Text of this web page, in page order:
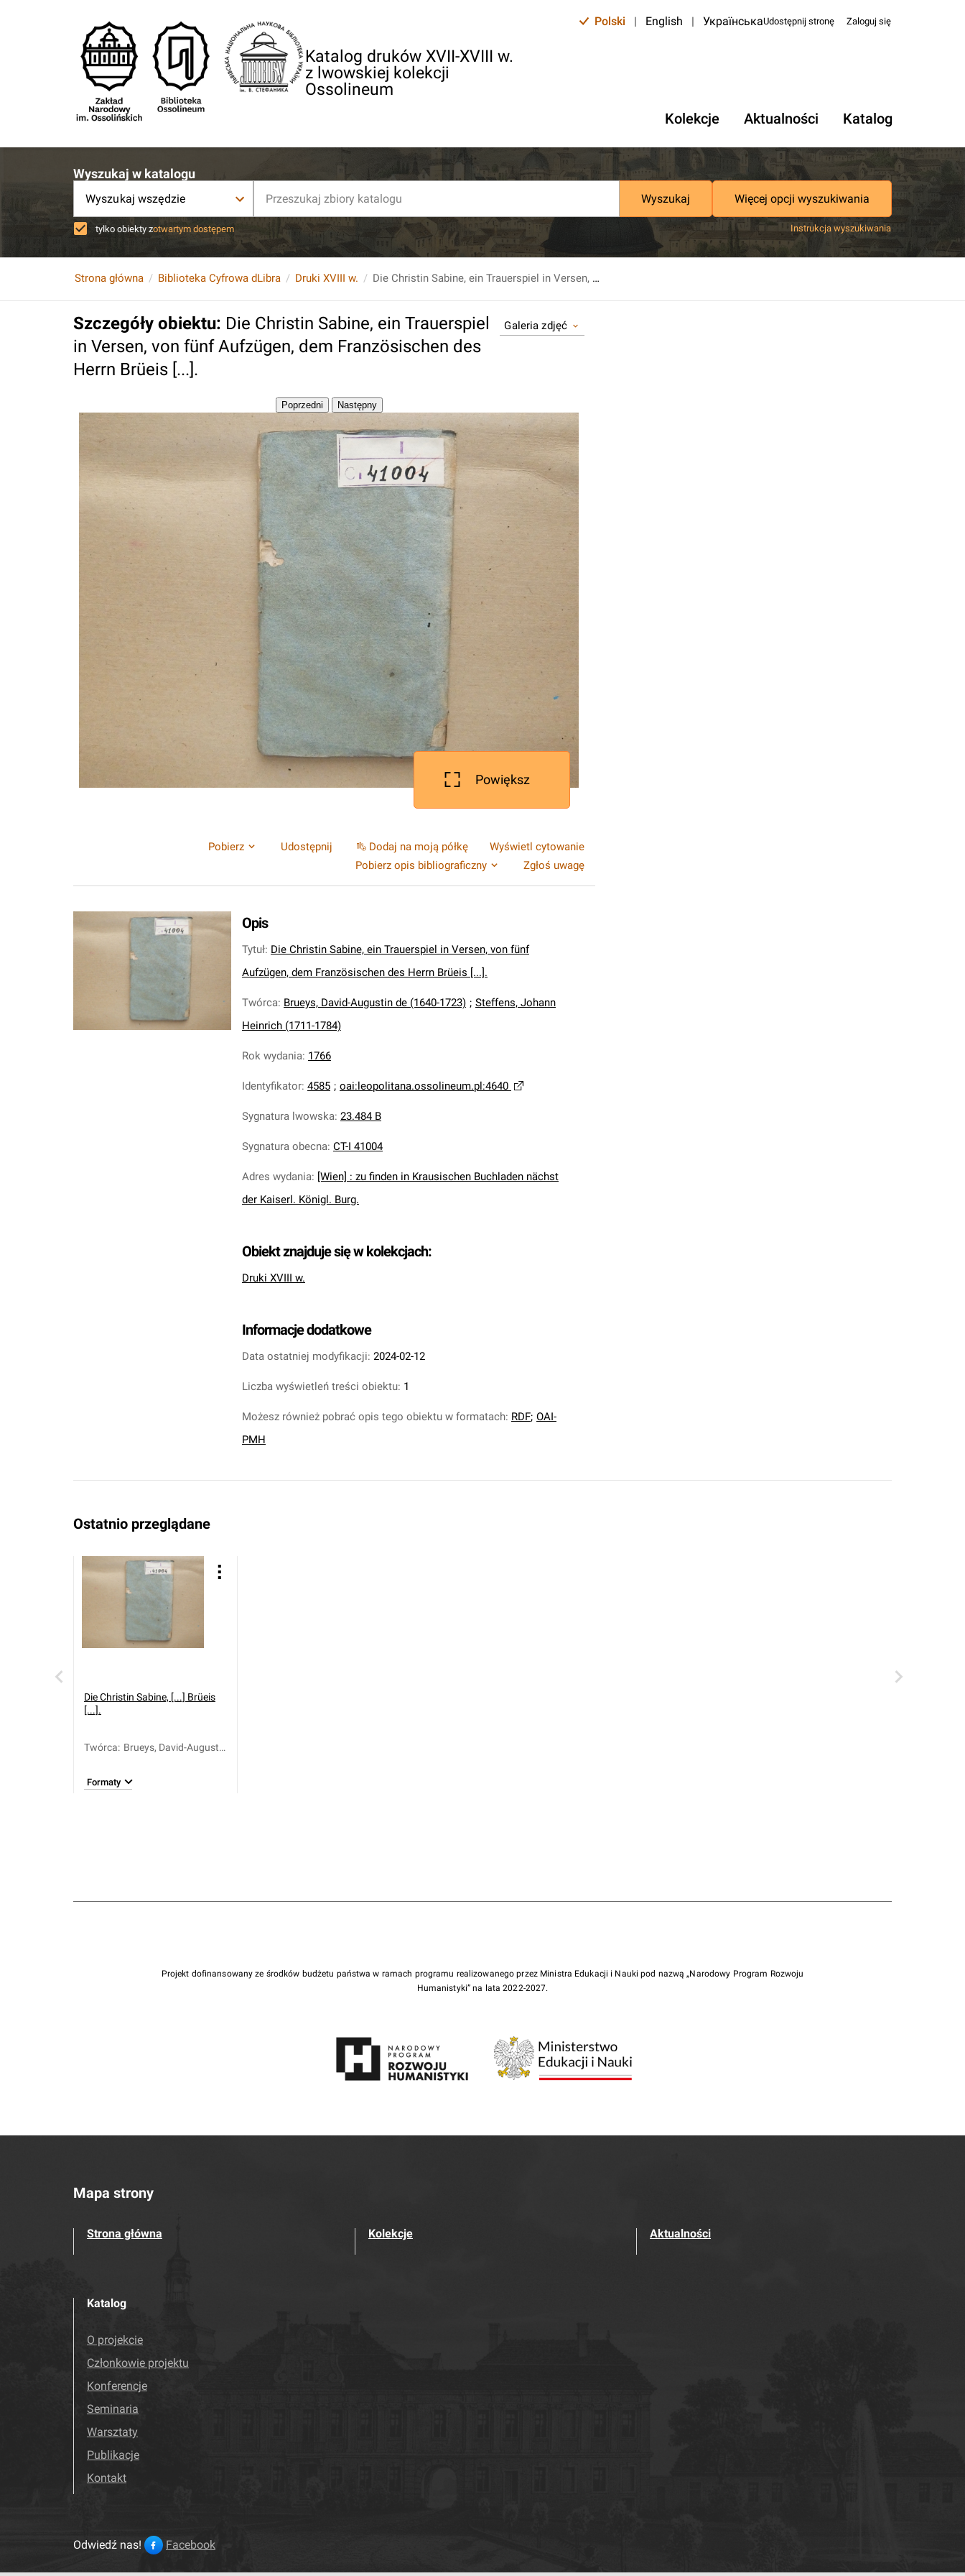
Katalog druków XVII-XVIII w.
z lwowskiej kolekcji
Ossolineum
Polski | English | УкраїнськаUdostępnij stronę Zaloguj się
Kolekcje Aktualności Katalog
Wyszukaj w katalogu
Wyszukaj wszędzie Wyszukaj Więcej opcji wyszukiwania
tylko obiekty zotwartym dostępem Instrukcja wyszukiwania
Strona główna Biblioteka Cyfrowa dLibra Druki XVIII w. Die Christin Sabine, ein Trauerspiel in Versen, von fünf Aufzügen, dem Französischen des Herrn Brüeis [...].
Szczegóły obiektu: Die Christin Sabine, ein Trauerspiel
in Versen, von fünf Aufzügen, dem Französischen des
Herrn Brüeis [...].
Galeria zdjęć
Powiększ
Pobierz Udostępnij Dodaj na moją półkę
Wyświetl cytowanie
Pobierz opis bibliograficzny
Zgłoś uwagę
Opis
Tytuł: Die Christin Sabine, ein Trauerspiel in Versen, von fünf
Aufzügen, dem Französischen des Herrn Brüeis [...].
Twórca: Brueys, David-Augustin de (1640-1723) ; Steffens, Johann
Heinrich (1711-1784)
Rok wydania: 1766
Identyfikator: 4585 ; oai:leopolitana.ossolineum.pl:4640
Sygnatura lwowska: 23.484 B
Sygnatura obecna: CT-I 41004
Adres wydania: [Wien] : zu finden in Krausischen Buchladen nächst
der Kaiserl. Königl. Burg.
Obiekt znajduje się w kolekcjach:
Druki XVIII w.
Informacje dodatkowe
Data ostatniej modyfikacji: 2024-02-12
Liczba wyświetleń treści obiektu: 1
Możesz również pobrać opis tego obiektu w formatach: RDF; OAI-
PMH
Ostatnio przeglądane
Die Christin Sabine, [...] Brüeis
[...].
Twórca: Brueys, David-Augustin
Heinrich (1711-1784)
Formaty
Projekt dofinansowany ze środków budżetu państwa w ramach programu realizowanego przez Ministra Edukacji i Nauki pod nazwą „Narodowy Program Rozwoju
Humanistyki” na lata 2022-2027.
Mapa strony
Strona główna Kolekcje Aktualności
Katalog
O projekcie
Członkowie projektu
Konferencje
Seminaria
Warsztaty
Publikacje
Kontakt
Odwiedź nas! Facebook